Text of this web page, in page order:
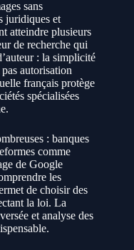
sans
juridiques et
atteindre plusieurs
de recherche qui
: la simplicité
autorisation
français protège
spécialisées
: banques
comme
de Google
les
de choisir des
la loi. La
et analyse des